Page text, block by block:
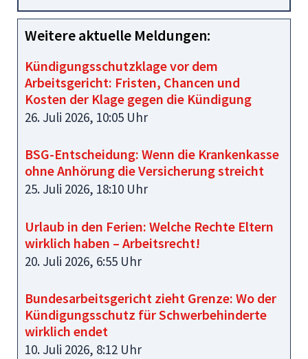
Weitere aktuelle Meldungen:
Kündigungsschutzklage vor dem
Arbeitsgericht: Fristen, Chancen und
Kosten der Klage gegen die Kündigung
26. Juli 2026, 10:05 Uhr
BSG-Entscheidung: Wenn die Krankenkasse
ohne Anhörung die Versicherung streicht
25. Juli 2026, 18:10 Uhr
Urlaub in den Ferien: Welche Rechte Eltern
wirklich haben – Arbeitsrecht!
20. Juli 2026, 6:55 Uhr
Bundesarbeitsgericht zieht Grenze: Wo der
Kündigungsschutz für Schwerbehinderte
wirklich endet
10. Juli 2026, 8:12 Uhr